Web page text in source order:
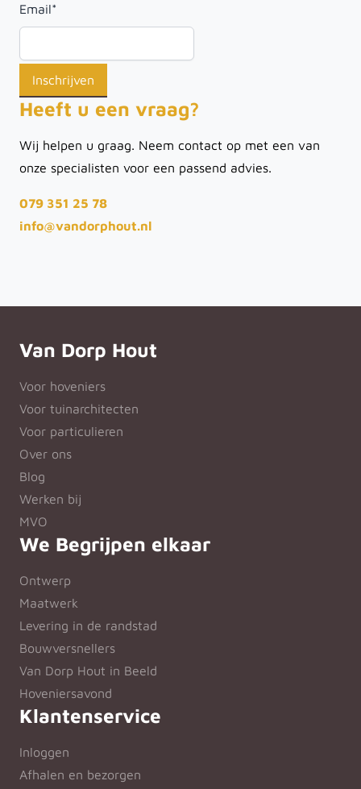
Email*
Heeft u een vraag?
Wij helpen u graag. Neem contact op met een van
onze specialisten voor een passend advies.
079 351 25 78
info@vandorphout.nl
Van Dorp Hout
Voor hoveniers
Voor tuinarchitecten
Voor particulieren
Over ons
Blog
Werken bij
MVO
We Begrijpen elkaar
Ontwerp
Maatwerk
Levering in de randstad
Bouwversnellers
Van Dorp Hout in Beeld
Hoveniersavond
Klantenservice
Inloggen
Afhalen en bezorgen